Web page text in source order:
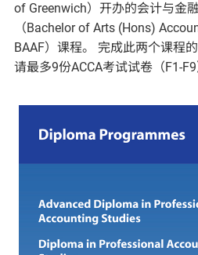
of Greenwich）开办的会计与金
（Bachelor of Arts (Hons)
BAAF）课程。 完成此两个课程
请最多9份ACCA考试试卷（F1-F9